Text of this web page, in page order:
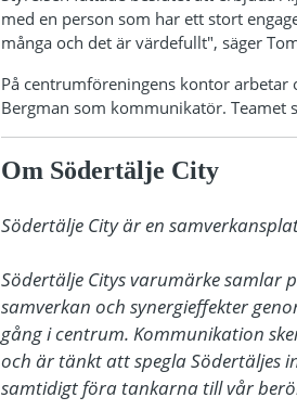
med en person som har ett stort
många och det är värdefullt", säger
På centrumföreningens kontor arbetar
Bergman som kommunikatör. Teamet
Om Södertälje City
Södertälje City är en
Södertälje Citys varumärke samlar
samverkan och synergieffekter
gång i centrum. Kommunikation
och är tänkt att spegla Södertäljes
samtidigt föra tankarna till vår